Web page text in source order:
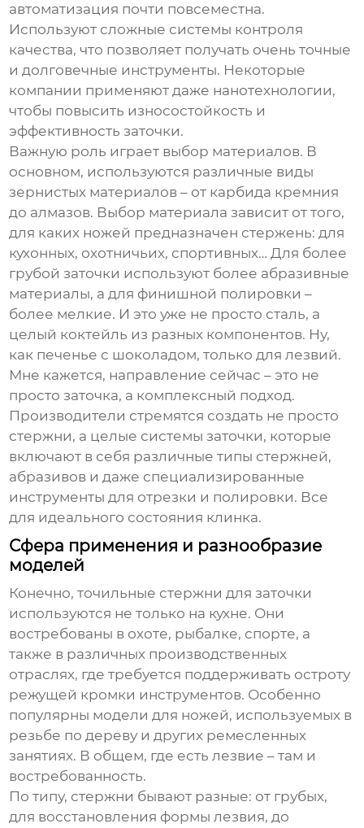
автоматизация почти повсеместна.
Используют сложные системы контроля
качества, что позволяет получать очень точные
и долговечные инструменты. Некоторые
компании применяют даже нанотехнологии,
чтобы повысить износостойкость и
эффективность заточки.
Важную роль играет выбор материалов. В
основном, используются различные виды
зернистых материалов – от карбида кремния
до алмазов. Выбор материала зависит от того,
для каких ножей предназначен стержень: для
кухонных, охотничьих, спортивных… Для более
грубой заточки используют более абразивные
материалы, а для финишной полировки –
более мелкие. И это уже не просто сталь, а
целый коктейль из разных компонентов. Ну,
как печенье с шоколадом, только для лезвий.
Мне кажется, направление сейчас – это не
просто заточка, а комплексный подход.
Производители стремятся создать не просто
стержни, а целые системы заточки, которые
включают в себя различные типы стержней,
абразивов и даже специализированные
инструменты для отрезки и полировки. Все
для идеального состояния клинка.
Сфера применения и разнообразие
моделей
Конечно,точильные стержни для заточки
используются не только на кухне. Они
востребованы в охоте, рыбалке, спорте, а
также в различных производственных
отраслях, где требуется поддерживать остроту
режущей кромки инструментов. Особенно
популярны модели для ножей, используемых в
резьбе по дереву и других ремесленных
занятиях. В общем, где есть лезвие – там и
востребованность.
По типу, стержни бывают разные: от грубых,
для восстановления формы лезвия, до